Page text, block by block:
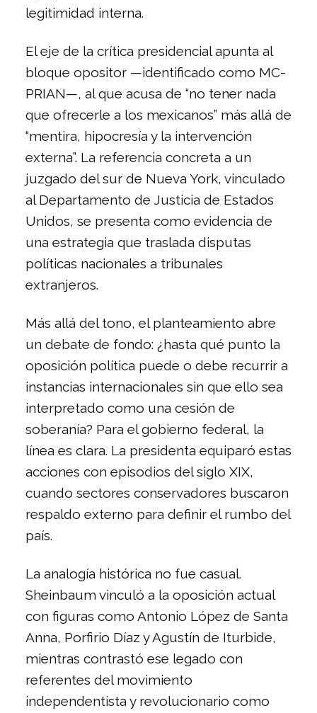
legitimidad interna.
El eje de la crítica presidencial apunta al
bloque opositor —identificado como MC-
PRIAN—, al que acusa de “no tener nada
que ofrecerle a los mexicanos” más allá de
“mentira, hipocresía y la intervención
externa”. La referencia concreta a un
juzgado del sur de Nueva York, vinculado
al Departamento de Justicia de Estados
Unidos, se presenta como evidencia de
una estrategia que traslada disputas
políticas nacionales a tribunales
extranjeros.
Más allá del tono, el planteamiento abre
un debate de fondo: ¿hasta qué punto la
oposición política puede o debe recurrir a
instancias internacionales sin que ello sea
interpretado como una cesión de
soberanía? Para el gobierno federal, la
línea es clara. La presidenta equiparó estas
acciones con episodios del siglo XIX,
cuando sectores conservadores buscaron
respaldo externo para definir el rumbo del
país.
La analogía histórica no fue casual.
Sheinbaum vinculó a la oposición actual
con figuras como Antonio López de Santa
Anna, Porfirio Díaz yAgustín de Iturbide,
mientras contrastó ese legado con
referentes del movimiento
independentista y revolucionario como